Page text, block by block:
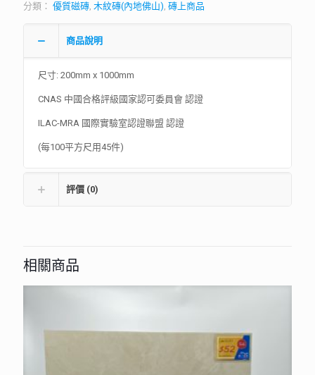
分類： 優質磁磚, 木紋磚(內地佛山), 磚上商品
商品說明
尺寸: 200mm x 1000mm
CNAS 中國合格評級國家認可委員會 認證
ILAC-MRA 國際實驗室認證聯盟 認證
(每100平方尺用45件)
評價 (0)
相關商品